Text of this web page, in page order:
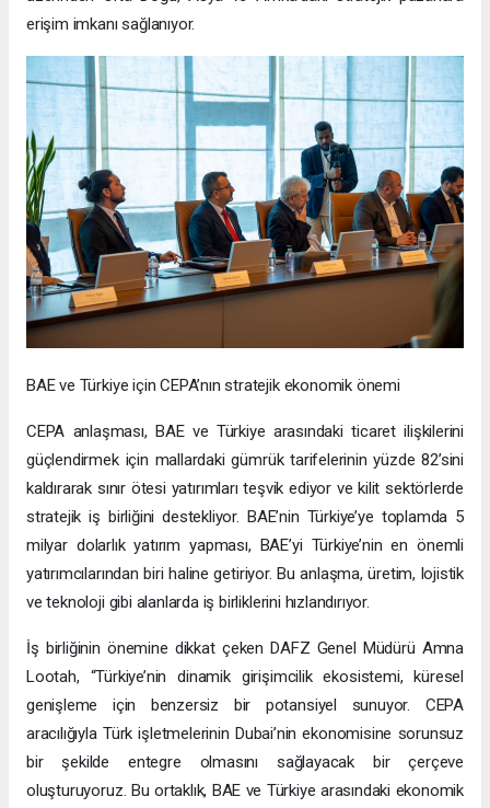
erişim imkanı sağlanıyor.
BAE ve Türkiye için CEPA’nın stratejik ekonomik önemi
CEPA anlaşması, BAE ve Türkiye arasındaki ticaret ilişkilerini
güçlendirmek için mallardaki gümrük tarifelerinin yüzde 82’sini
kaldırarak sınır ötesi yatırımları teşvik ediyor ve kilit sektörlerde
stratejik iş birliğini destekliyor. BAE’nin Türkiye’ye toplamda 5
milyar dolarlık yatırım yapması, BAE’yi Türkiye’nin en önemli
yatırımcılarından biri haline getiriyor. Bu anlaşma, üretim, lojistik
ve teknoloji gibi alanlarda iş birliklerini hızlandırıyor.
İş birliğinin önemine dikkat çeken DAFZ Genel Müdürü Amna
Lootah, “Türkiye’nin dinamik girişimcilik ekosistemi, küresel
genişleme için benzersiz bir potansiyel sunuyor. CEPA
aracılığıyla Türk işletmelerinin Dubai’nin ekonomisine sorunsuz
bir şekilde entegre olmasını sağlayacak bir çerçeve
oluşturuyoruz. Bu ortaklık, BAE ve Türkiye arasındaki ekonomik